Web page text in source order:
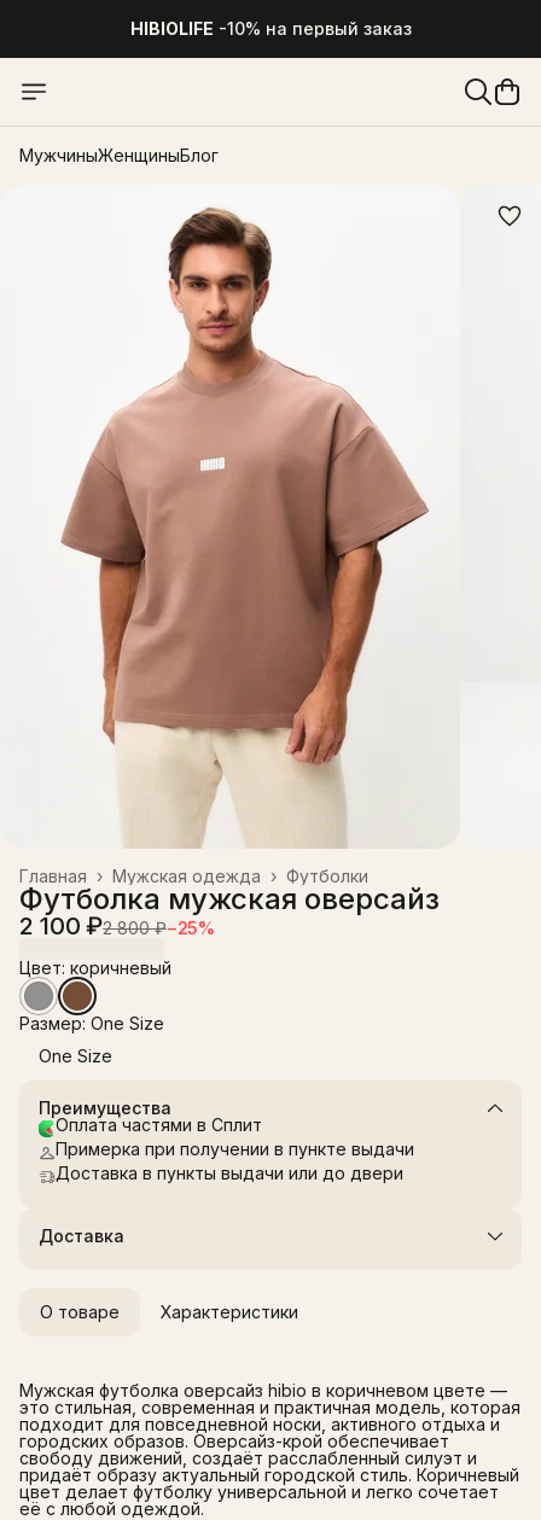
HIBIOLIFE -10% на первый заказ
МужчиныЖенщиныБлог
Футболки
Мужская одежда ›
Главная ›
Футболка мужская оверсайз
2 100 ₽2 800 ₽−25%
Цвет: коричневый
Размер: One Size
One Size
Преимущества
Оплата частями в Сплит
Примерка при получении в пункте выдачи
Доставка в пункты выдачи или до двери
Доставка
О товаре Характеристики
Мужская футболка оверсайз hibio в коричневом цвете —
это стильная, современная и практичная модель, которая
подходит для повседневной носки, активного отдыха и
городских образов. Оверсайз-крой обеспечивает
свободу движений, создаёт расслабленный силуэт и
придаёт образу актуальный городской стиль. Коричневый
цвет делает футболку универсальной и легко сочетает
её с любой одеждой.